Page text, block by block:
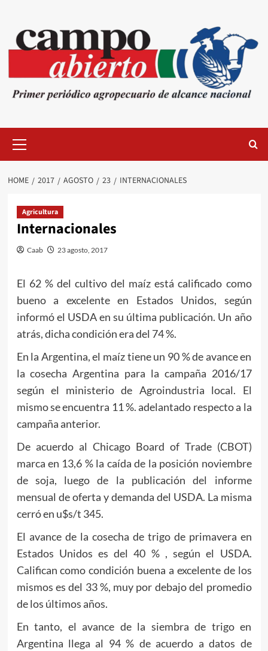
content
Menu
HOME 2017 AGOSTO 23 INTERNACIONALES
Agricultura
Internacionales
Caab 23 agosto, 2017
El 62 % del cultivo del maíz está calificado como
bueno a excelente en Estados Unidos, según
informó el USDA en su última publicación. Un año
atrás, dicha condición era del 74 %.
En la Argentina, el maíz tiene un 90 % de avance en
la cosecha Argentina para la campaña 2016/17
según el ministerio de Agroindustria local. El
mismo se encuentra 11 %. adelantado respecto a la
campaña anterior.
De acuerdo al Chicago Board of Trade (CBOT)
marca en 13,6 % la caída de la posición noviembre
de soja, luego de la publicación del informe
mensual de oferta y demanda del USDA. La misma
cerró en u$s/t 345.
El avance de la cosecha de trigo de primavera en
Estados Unidos es del 40 % , según el USDA.
Califican como condición buena a excelente de los
mismos es del 33 %, muy por debajo del promedio
de los últimos años.
En tanto, el avance de la siembra de trigo en
Argentina llega al 94 % de acuerdo a datos de